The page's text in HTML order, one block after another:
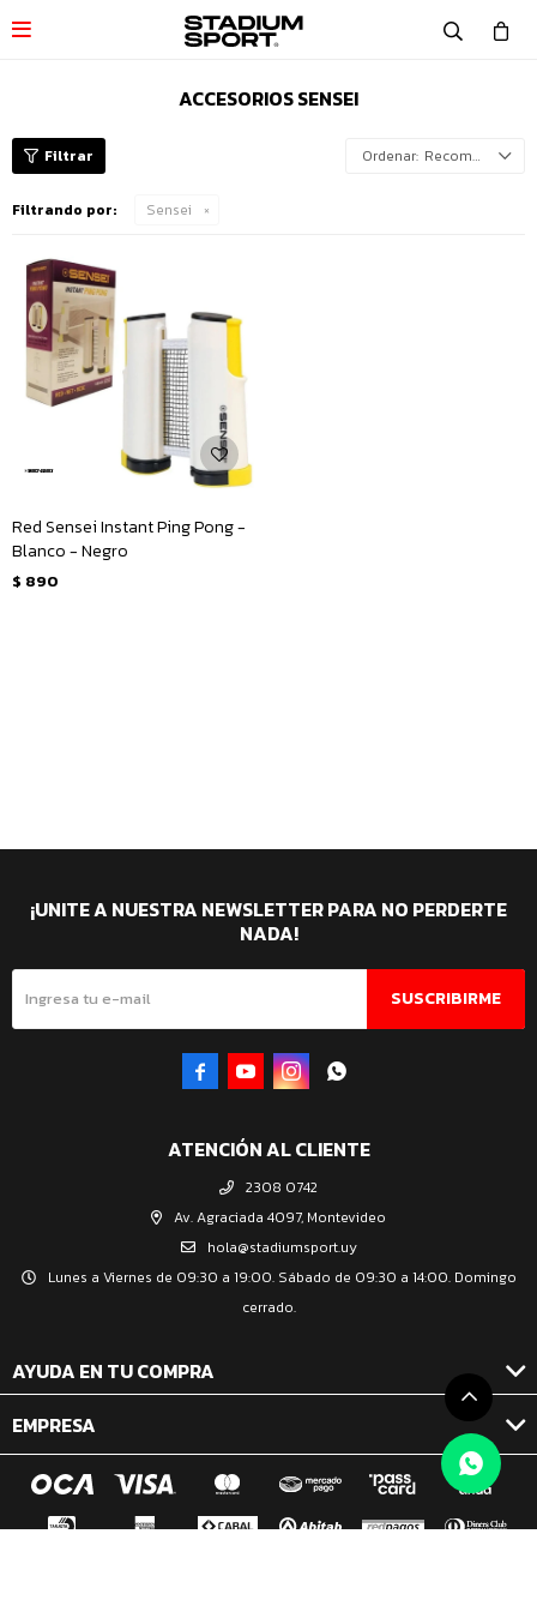

ACCESORIOS SENSEI
Recomendados
Filtrando por: Sensei
Red Sensei Instant Ping Pong -
Blanco - Negro
$ 890
ATENCIÓN AL CLIENTE
2308 0742
Av. Agraciada 4097, Montevideo
hola@stadiumsport.uy
Lunes a Viernes de 09:30 a 19:00. Sábado de 09:30 a 14:00. Domingo
cerrado.
AYUDA EN TU COMPRA
EMPRESA
¡UNITE A NUESTRA NEWSLETTER PARA NO PERDERTE
NADA!
SUSCRIBIRME
   